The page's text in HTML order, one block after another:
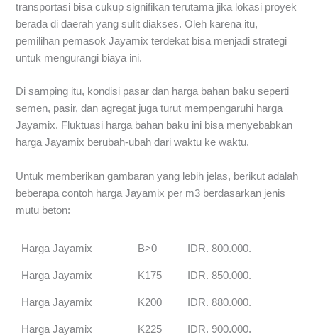
transportasi bisa cukup signifikan terutama jika lokasi proyek
berada di daerah yang sulit diakses. Oleh karena itu,
pemilihan pemasok Jayamix terdekat bisa menjadi strategi
untuk mengurangi biaya ini.
Di samping itu, kondisi pasar dan harga bahan baku seperti
semen, pasir, dan agregat juga turut mempengaruhi harga
Jayamix. Fluktuasi harga bahan baku ini bisa menyebabkan
harga Jayamix berubah-ubah dari waktu ke waktu.
Untuk memberikan gambaran yang lebih jelas, berikut adalah
beberapa contoh harga Jayamix per m3 berdasarkan jenis
mutu beton:
Harga Jayamix B>0 IDR. 800.000.
Harga Jayamix K175 IDR. 850.000.
Harga Jayamix K200 IDR. 880.000.
Harga Jayamix K225 IDR. 900.000.